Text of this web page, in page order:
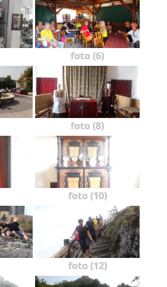
foto (6)
foto (8)
foto (10)
foto (12)